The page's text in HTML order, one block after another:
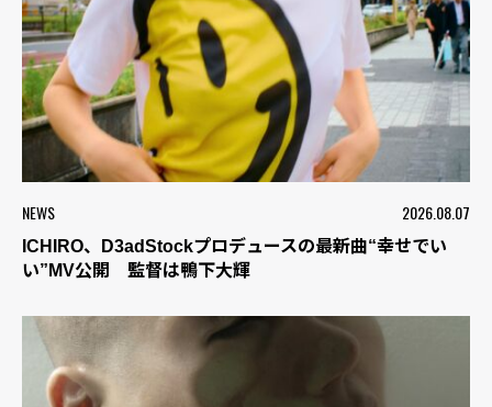
NEWS 2026.08.07
ICHIRO、D3adStockプロデュースの最新曲“幸せでい
い”MV公開 監督は鴨下大輝